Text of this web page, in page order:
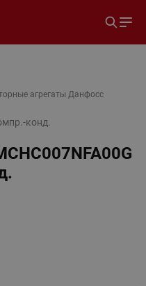
агрегаты Данфосс
конд.